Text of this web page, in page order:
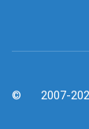
2007-